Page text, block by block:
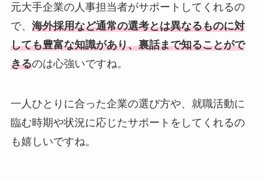
元大手企業の人事担当者がサポートしてくれるの
で、 海外採用など通常の選考とは異なるものに対
しても豊富な知識があり、裏話まで知ることがで
きるのは心強いですね。
一人ひとりに合った企業の選び方や、就職活動に
臨む時期や状況に応じたサポートをしてくれるの
も嬉しいですね。